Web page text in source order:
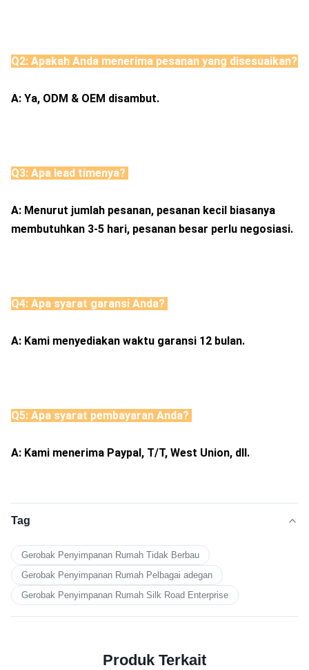
Q
A: Ya, ODM & OEM disambut.
Q3: Apa lead timenya?
A: Menurut jumlah pesanan, pesanan kecil biasanya
membutuhkan 3-5 hari, pesanan besar perlu negosiasi.
Q4: Apa syarat garansi Anda?
A: Kami menyediakan waktu garansi 12 bulan.
Q5: Apa syarat pembayaran Anda?
A: Kami menerima Paypal, T/T, West Union, dll.
Tag
Gerobak Penyimpanan Rumah Tidak Berbau
Gerobak Penyimpanan Rumah Pelbagai adegan
Gerobak Penyimpanan Rumah Silk Road Enterprise
Produk Terkait